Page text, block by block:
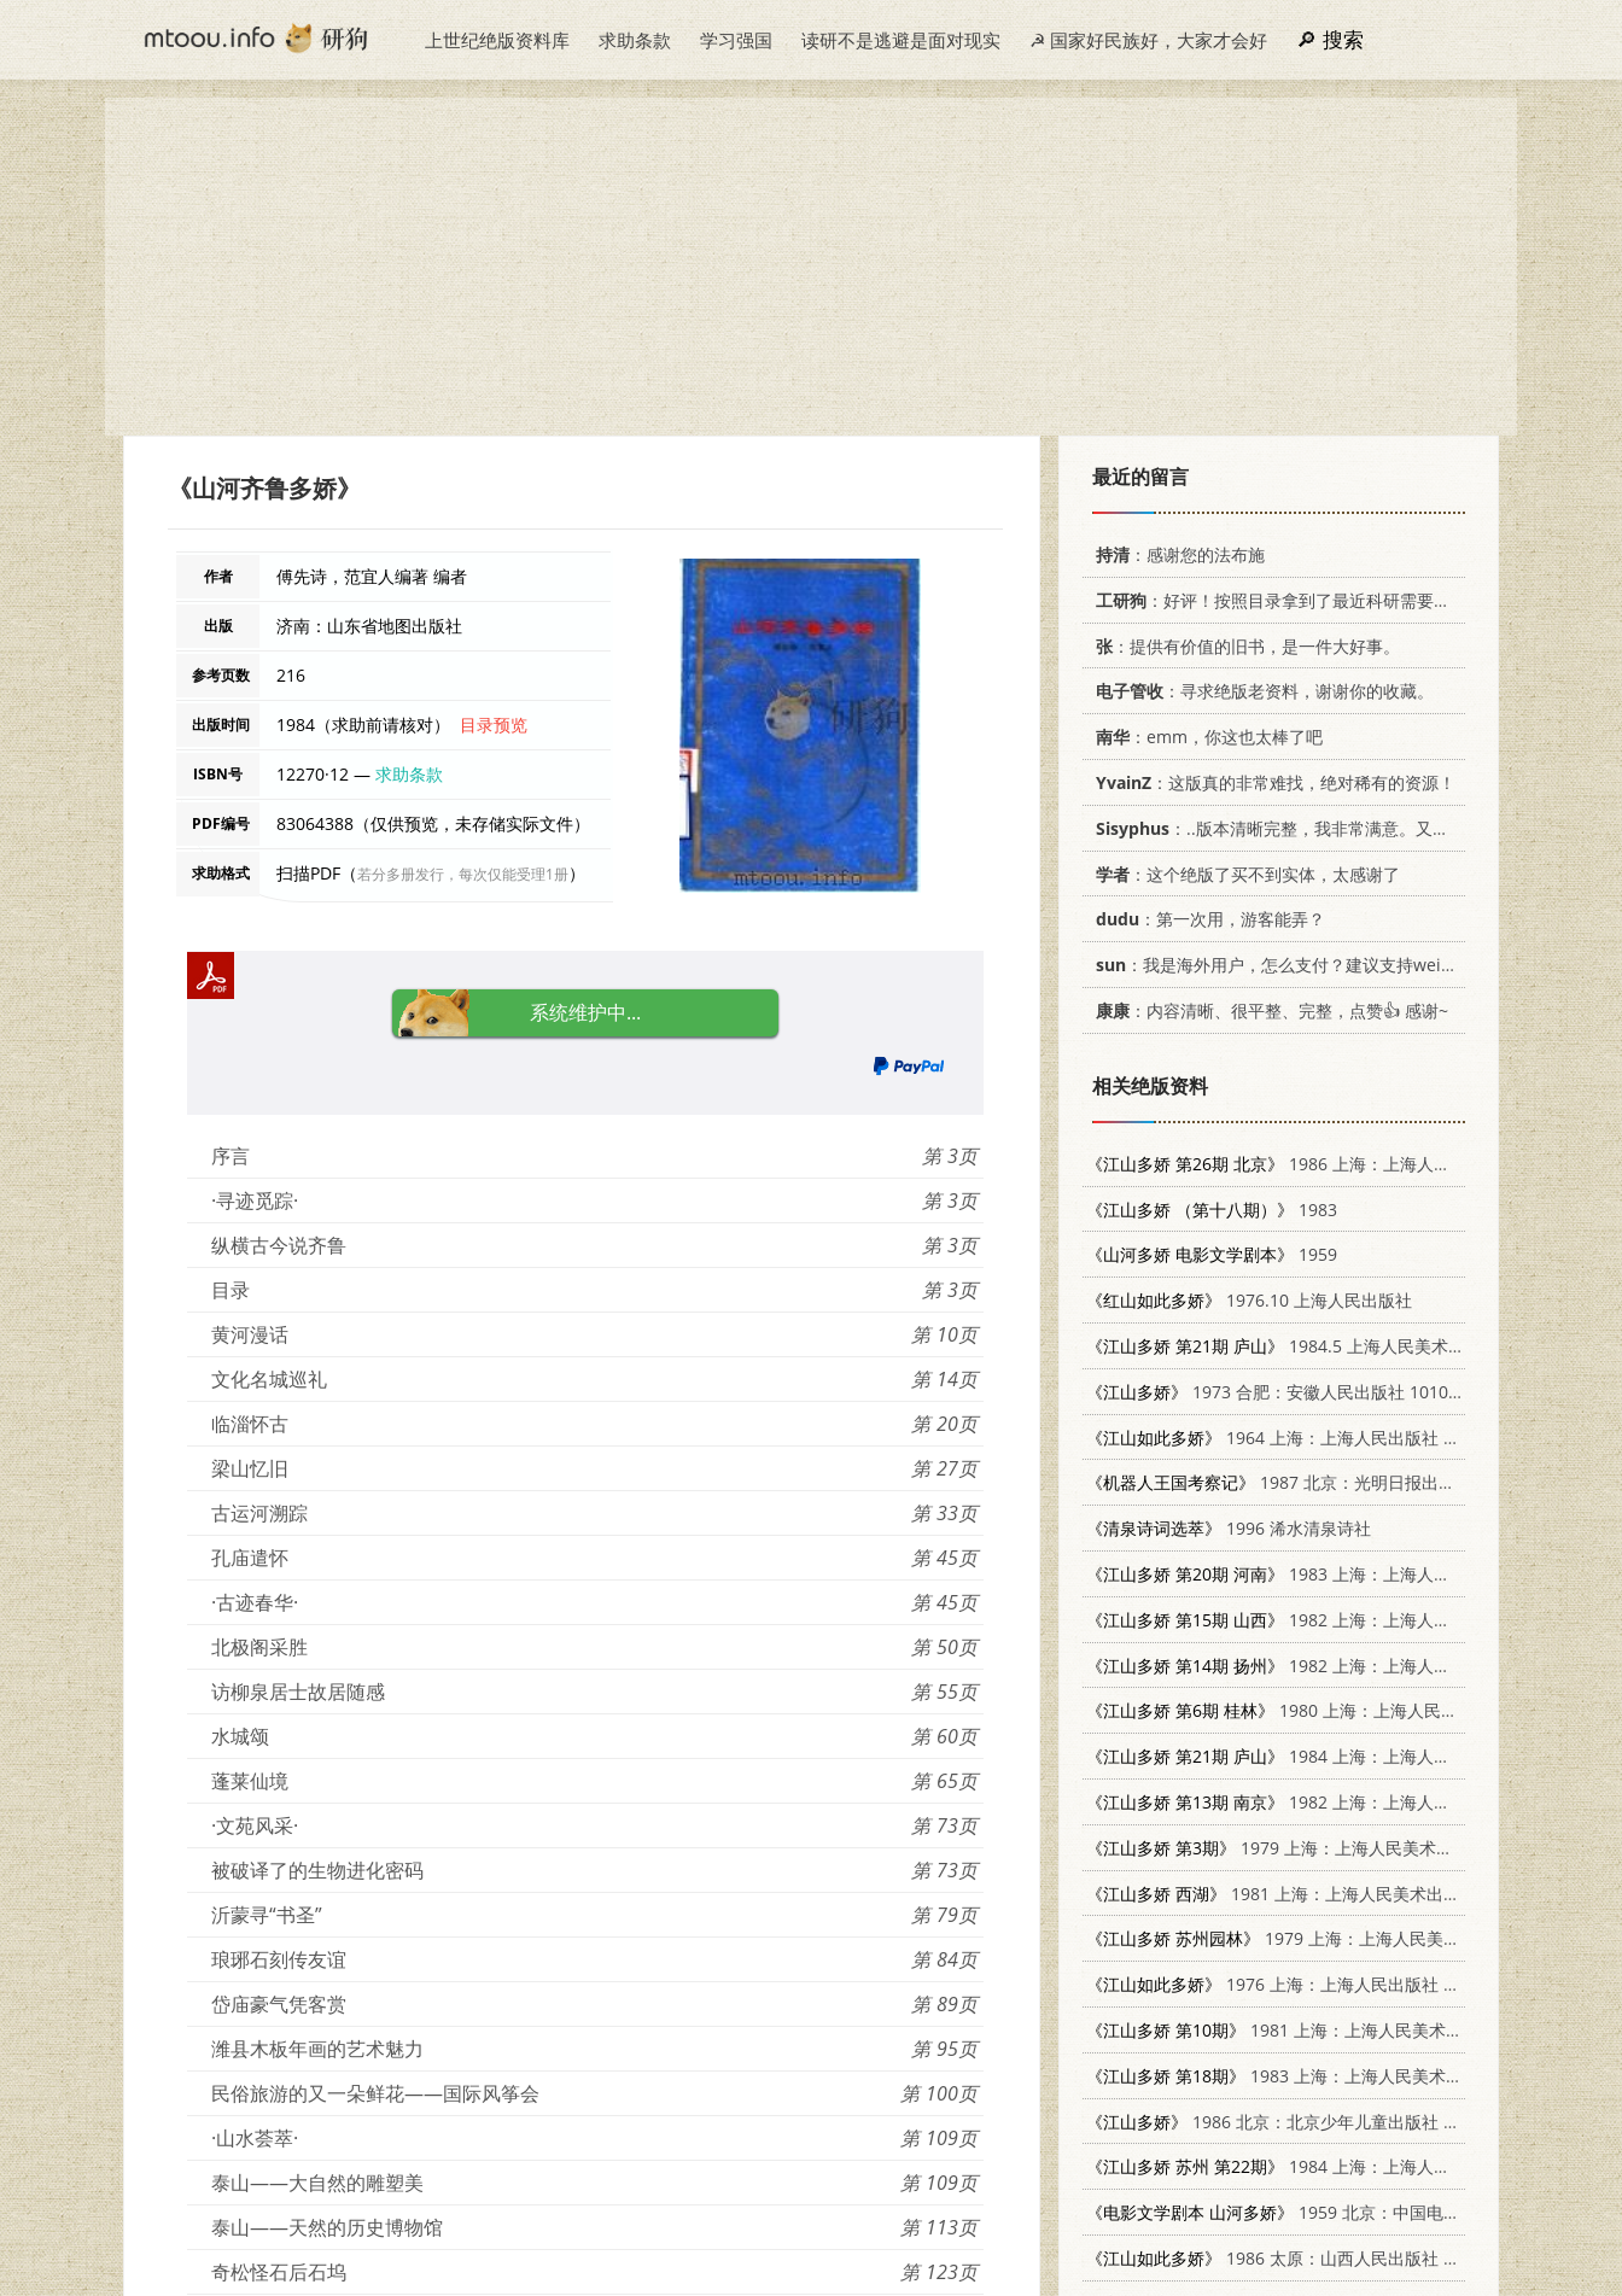
上世纪绝版资料库 求助条款 学习强国 读研不是逃避是面对现实 ☭ 国家好民族好，大家才会好 搜索
《山河齐鲁多娇》
作者 傅先诗，范宜人编著 编者
出版 济南：山东省地图出版社
参考页数 216
出版时间 1984（求助前请核对） 目录预览
ISBN号 12270·12 —求助条款
PDF编号 83064388（仅供预览，未存储实际文件）
求助格式 扫描PDF（若分多册发行，每次仅能受理1册）
系统维护中...
序言
3
·寻迹觅踪·
3
纵横古今说齐鲁
3
目录
3
黄河漫话
10
文化名城巡礼
14
临淄怀古
20
梁山忆旧
27
古运河溯踪
33
孔庙遣怀
45
·古迹春华·
45
北极阁采胜
50
访柳泉居士故居随感
55
水城颂
60
蓬莱仙境
65
·文苑风采·
73
被破译了的生物进化密码
73
沂蒙寻“书圣”
79
琅琊石刻传友谊
84
岱庙豪气凭客赏
89
潍县木板年画的艺术魅力
95
民俗旅游的又一朵鲜花——国际风筝会
100
·山水荟萃·
109
泰山——大自然的雕塑美
109
泰山——天然的历史博物馆
113
奇松怪石后石坞
123
最近的留言
持清：感谢您的法布施
工研狗 ：好评！按照目录拿到了最近科研需要的材料！
张 ：提供有价值的旧书，是一件大好事。
电子管收 ：寻求绝版老资料，谢谢你的收藏。
南华：emm，你这也太棒了吧
YvainZ ：这版真的非常难找，绝对稀有的资源！
Sisyphus ：..版本清晰完整，我非常满意。又及，这本《话语的真相》...
学者 ：这个绝版了买不到实体，太感谢了
dudu ：第一次用，游客能弄？
sun ：我是海外用户，怎么支付？建议支持weixin支付
康康 ：内容清晰、很平整、完整，点赞👍 感谢~
相关绝版资料
《江山多娇 第26期 北京》
1986 上海：上海人民美术出版社 8081·14344
《江山多娇 （第十八期）》
1983
《山河多娇 电影文学剧本》
1959
《红山如此多娇》
1976.10 上海人民出版社
《江山多娇 第21期 庐山》
1984.5 上海人民美术出版社
《江山多娇》
1973 合肥：安徽人民出版社 10102·615
《江山如此多娇》
1964 上海：上海人民出版社 T8081·5447
《机器人王国考察记》
1987 北京：光明日报出版社 13263·199
《清泉诗词选萃》
1996 浠水清泉诗社
《江山多娇 第20期 河南》
1983 上海：上海人民美术出版社 8081·13618
《江山多娇 第15期 山西》
1982 上海：上海人民美术出版社 8081·13008
《江山多娇 第14期 扬州》
1982 上海：上海人民美术出版社 8081·12900
《江山多娇 第6期 桂林》
1980 上海：上海人民美术出版社
《江山多娇 第21期 庐山》
1984 上海：上海人民美术出版社 8081·13886
《江山多娇 第13期 南京》
1982 上海：上海人民美术出版社 8081·12778
《江山多娇 第3期》
1979 上海：上海人民美术出版社 808111511
《江山多娇 西湖》
1981 上海：上海人民美术出版社 8081·12030
《江山多娇 苏州园林》
1979 上海：上海人民美术出版社 8081·11753
《江山如此多娇》
1976 上海：上海人民出版社 8171·1670
《江山多娇 第10期》
1981 上海：上海人民美术出版社 8081·12215
《江山多娇 第18期》
1983 上海：上海人民美术出版社 8081·13317
《江山多娇》
1986 北京：北京少年儿童出版社 7325·76
《江山多娇 苏州 第22期》
1984 上海：上海人民美术出版社 8081·14031
《电影文学剧本 山河多娇》
1959 北京：中国电影出版社 10061·154
《江山如此多娇》
1986 太原：山西人民出版社 12088·17